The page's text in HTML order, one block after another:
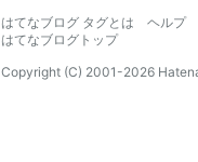
はてなブログ タグとは
ヘルプ
はてなブログトップ
Copyright (C) 2001-2026